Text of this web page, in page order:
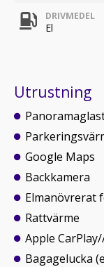
DRIVMEDEL
El
Utrustning
Google Maps
Backkamera
Elmanövrerat
Rattvärme
Apple
Bagagelucka